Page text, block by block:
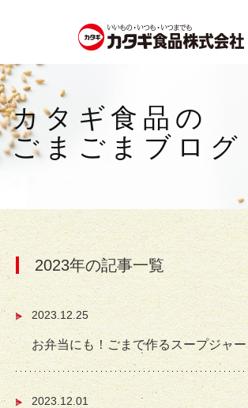
カタギ食品の
ごまごまブログ
2023年の記事一覧
2023.12.25
お弁当にも！ごまで作るスープジャ
2023.12.01